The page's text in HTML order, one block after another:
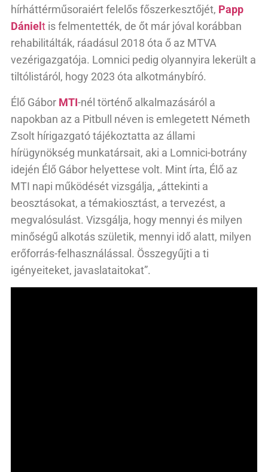
hírháttérműsoraiért felelős főszerkesztőjét, Papp
Dániel t is felmentették, de őt már jóval korábban
rehabilitálták, ráadásul 2018 óta ő az MTVA
vezérigazgatója. Lomnici pedig olyannyira lekerült a
tiltólistáról, hogy 2023 óta alkotmánybíró.
Élő Gábor MTI-nél történő alkalmazásáról a
napokban az a Pitbull néven is emlegetett Németh
Zsolt hírigazgató tájékoztatta az állami
hírügynökség munkatársait, aki a Lomnici-botrány
idején Élő Gábor helyettese volt. Mint írta, Élő az
MTI napi működését vizsgálja, „áttekinti a
beosztásokat, a témakiosztást, a tervezést, a
megvalósulást. Vizsgálja, hogy mennyi és milyen
minőségű alkotás születik, mennyi idő alatt, milyen
erőforrás-felhasználással. Összegyűjti a ti
igényeiteket, javaslataitokat”.